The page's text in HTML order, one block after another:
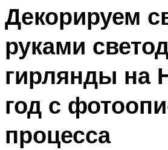
Декорируем
руками
гирлянды на
год с
процесса